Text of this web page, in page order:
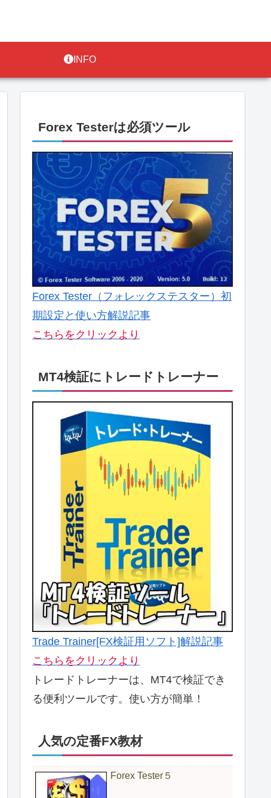
INFO
Forex Testerは必須ツール
Forex Tester（フォレックステスター）初
期設定と使い方解説記事
こちらをクリックより
MT4検証にトレードトレーナー
Trade Trainer[FX検証用ソフト]解説記事
こちらをクリックより
トレードトレーナーは、MT4で検証でき
る便利ツールです。使い方が簡単！
人気の定番FX教材
Forex Tester５